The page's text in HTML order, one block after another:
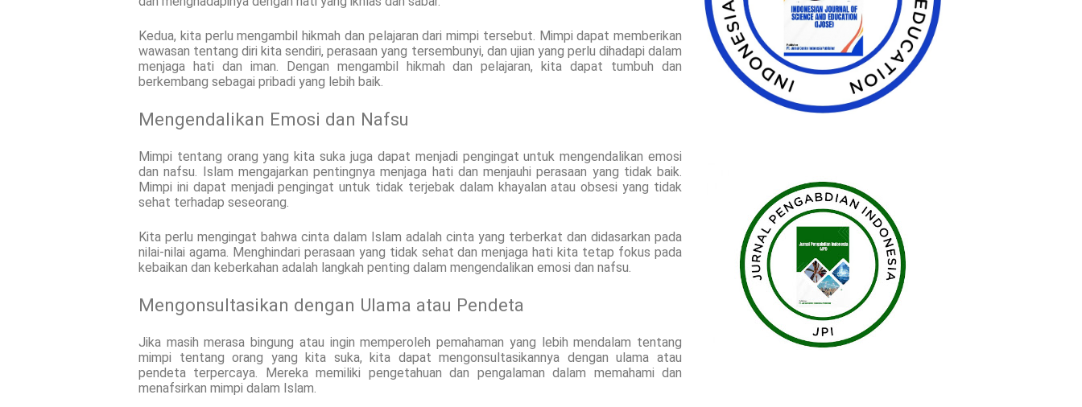
Kedua, kita perlu mengambil hikmah dan pelajaran dari mimpi tersebut. Mimpi dapat memberikan
wawasan tentang diri kita sendiri, perasaan yang tersembunyi, dan ujian yang perlu dihadapi dalam
menjaga hati dan iman. Dengan mengambil hikmah dan pelajaran, kita dapat tumbuh dan
berkembang sebagai pribadi yang lebih baik.
Mengendalikan Emosi dan Nafsu
Mimpi tentang orang yang kita suka juga dapat menjadi pengingat untuk mengendalikan emosi
dan nafsu. Islam mengajarkan pentingnya menjaga hati dan menjauhi perasaan yang tidak baik.
Mimpi ini dapat menjadi pengingat untuk tidak terjebak dalam khayalan atau obsesi yang tidak
sehat terhadap seseorang.
Kita perlu mengingat bahwa cinta dalam Islam adalah cinta yang terberkat dan didasarkan pada
nilai-nilai agama. Menghindari perasaan yang tidak sehat dan menjaga hati kita tetap fokus pada
kebaikan dan keberkahan adalah langkah penting dalam mengendalikan emosi dan nafsu.
Mengonsultasikan dengan Ulama atau Pendeta
Jika masih merasa bingung atau ingin memperoleh pemahaman yang lebih mendalam tentang
mimpi tentang orang yang kita suka, kita dapat mengonsultasikannya dengan ulama atau
pendeta terpercaya. Mereka memiliki pengetahuan dan pengalaman dalam memahami dan
menafsirkan mimpi dalam Islam.